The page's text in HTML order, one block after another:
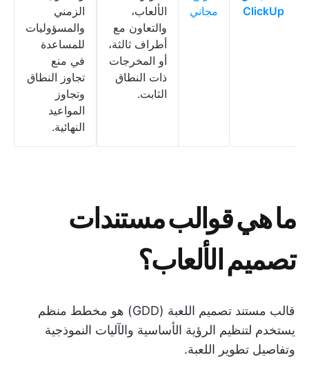
ClickUp
مجاني
الألعاب،
والتعاون مع
أطراف ثالثة،
أو المخرجات
ذات النطاق
الثابت.
الزمني
والمسؤوليات
للمساعدة
في منع
تجاوز النطاق
وتجاوز
المواعيد
النهائية.
ما هي قوالب مستندات
تصميم الألعاب؟
قالب مستند تصميم اللعبة (GDD) هو مخطط منظم
يستخدم لتنظيم الرؤية الأساسية والآليات النموذجية
وتفاصيل تطوير اللعبة.